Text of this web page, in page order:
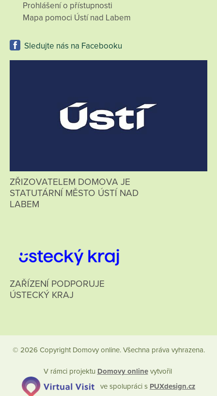
Prohlášení o přístupnosti
Mapa pomoci Ústí nad Labem
Sledujte nás na Facebooku
ZŘIZOVATELEM DOMOVA JE
STATUTÁRNÍ MĚSTO ÚSTÍ NAD
LABEM
ZAŘÍZENÍ PODPORUJE
ÚSTECKÝ KRAJ
© 2026 Copyright Domovy online. Všechna práva vyhrazena.
V rámci projektu Domovy onlinevytvořil
ve spolupráci s PUXdesign.cz